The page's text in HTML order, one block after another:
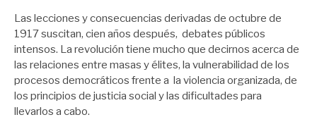
Las lecciones y consecuencias derivadas de octubre de
1917 suscitan, cien años después, debates públicos
intensos. La revolución tiene mucho que decirnos acerca de
las relaciones entre masas y élites, la vulnerabilidad de los
procesos democráticos frente a la violencia organizada, de
los principios de justicia social y las dificultades para
llevarlos a cabo.